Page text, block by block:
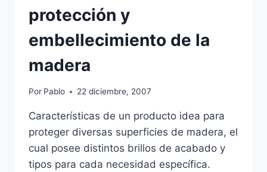
protección y
embellecimiento de la
madera
Por Pablo 22 diciembre, 2007
Características de un producto idea para
proteger diversas superficies de madera, el
cual posee distintos brillos de acabado y
tipos para cada necesidad específica.